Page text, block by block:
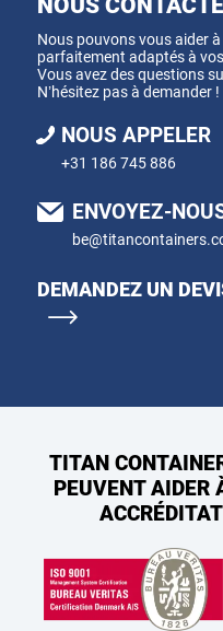
NOUS
Nous pouvons vous aider
parfaitement adaptés à
Vous avez des questions
N’hésitez pas à demander !
NOUS APPELER
+31 186 745 886
ENVOYEZ-
DEMANDEZ UN
TITAN
PEUVENT AIDER